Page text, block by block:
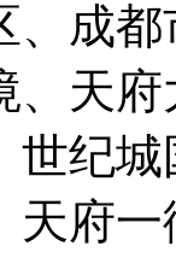
、成
、天
世纪
天府